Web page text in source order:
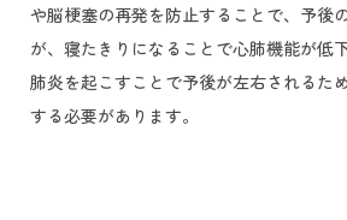
や脳梗塞の再発を防止することで、予後
が、寝たきりになることで心肺機能が低
肺炎を起こすことで予後が左右されるた
する必要があります。